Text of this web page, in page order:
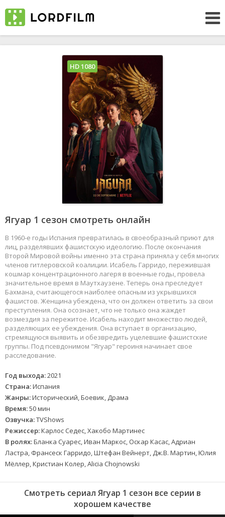
Ягуар 1 сезон смотреть онлайн
В 1960-е годы Испания превратилась в своеобразный приют для
лиц, разделявших фашистскую идеологию. После окончания
Второй Мировой войны именно эта страна приняла у себя многих
членов гитлеровской коалиции. Исабель Гарридо, пережившая
кошмар концентрационного лагеря в военные годы, провела
значительное время в Маутхаузене. Теперь она преследует
Бахмана, считающегося наиболее опасным из укрывшихся
фашистов. Женщина убеждена, что он должен ответить за свои
преступления. Она осознает, что не только она жаждет
возмездия за пережитое. Исабель находит множество людей,
разделяющих ее убеждения. Она вступает в организацию,
стремящуюся выявить и обезвредить уцелевшие фашистские
группы. Под псевдонимом "Ягуар" героиня начинает свое
расследование.
Год выхода:2021
Страна:Испания
Жанры:Исторический, Боевик, Драма
Время:50 мин
Озвучка:TVShows
Режиссер:Карлос Седес, Хакобо Мартинес
В ролях:Бланка Суарес, Иван Маркос, Оскар Касас, Адриан
Ластра, Франсеск Гарридо, Штефан Вейнерт, Дж.В. Мартин, Юлия
Мёллер, Кристиан Колер, Alicia Chojnowski
HD 1080
Смотреть сериал Ягуар 1 сезон все серии в
хорошем качестве